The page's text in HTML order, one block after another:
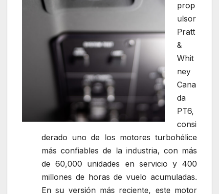
prop
ulsor
Pratt
&
Whit
ney
Cana
da
PT6,
consi
derado uno de los motores turbohélice
más confiables de la industria, con más
de 60,000 unidades en servicio y 400
millones de horas de vuelo acumuladas.
En su versión más reciente, este motor